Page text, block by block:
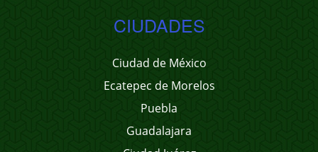
CIUDADES
Ciudad de México
Ecatepec de Morelos
Puebla
Guadalajara